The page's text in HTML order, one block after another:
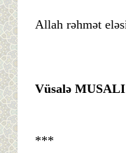
Allah rəhmət
Vüsalə MUSALI
***